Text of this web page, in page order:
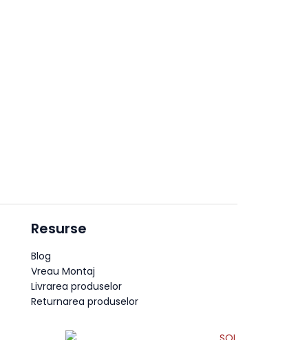
Resurse
Blog
Vreau Montaj
Livrarea produselor
Returnarea produselor